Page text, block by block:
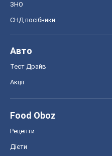
ЗНО
СНД посібники
Авто
Тест Драйв
Акції
Food Oboz
Рецепти
Дієти